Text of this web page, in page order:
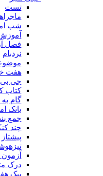
تست
شب
فصل
نردبام
هفت
جی بی
کتاب
گام به
بانک
جمع
چند
پیشتاز
درک
پیک